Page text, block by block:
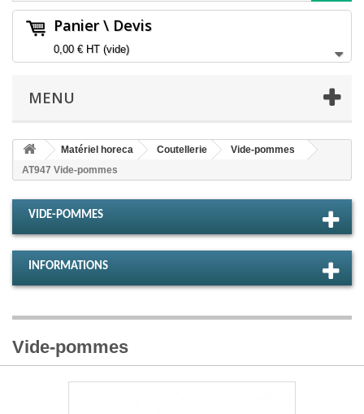
Panier \ Devis
0,00 €HT (vide)
MENU
Matériel horeca Coutellerie
Vide-pommes
AT947 Vide-pommes
VIDE-POMMES
INFORMATIONS
Vide-pommes